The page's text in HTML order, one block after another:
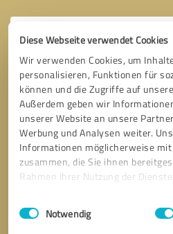
Diese Webseite verwendet Cookies
Wir verwenden Cookies, um
personalisieren, Funktionen für
können und die Zugriffe auf
Außerdem geben wir
unserer Website an unsere
Werbung und Analysen weiter.
Informationen möglicherweise
zusammen, die Sie ihnen
Rahmen Ihrer Nutzung der
Impressum
Einwilligungsauswahl
Notwendig